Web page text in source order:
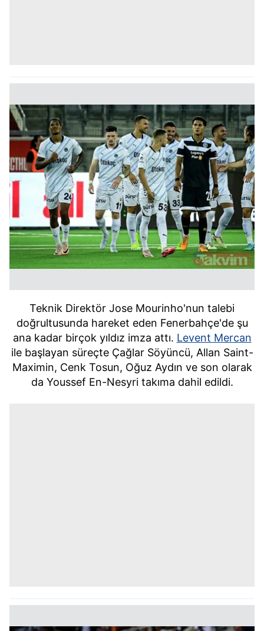
Teknik Direktör Jose Mourinho'nun talebi
doğrultusunda hareket eden Fenerbahçe'de şu
ana kadar birçok yıldız imza attı. Levent Mercan
ile başlayan süreçte Çağlar Söyüncü, Allan Saint-
Maximin, Cenk Tosun, Oğuz Aydın ve son olarak
da Youssef En-Nesyri takıma dahil edildi.